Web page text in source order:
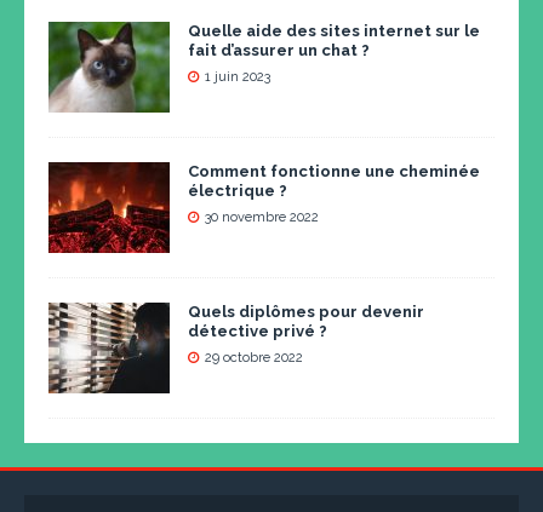
Quelle aide des sites internet sur le
fait d’assurer un chat ?
1 juin 2023
Comment fonctionne une cheminée
électrique ?
30 novembre 2022
Quels diplômes pour devenir
détective privé ?
29 octobre 2022